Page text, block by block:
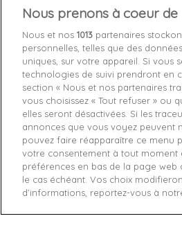
Nous prenons à coeur
Nous et nos 1013 partenaires
personnelles, telles que des
uniques, sur votre appareil. Si vous
technologies de suivi prendront en
section « Nous et nos partenaires
vous choisissez « Tout refuser » ou
elles seront désactivées. Si les
annonces que vous voyez peuvent
pouvez faire réapparaître ce menu
votre consentement à tout moment
préférences en bas de la page web
le cas échéant. Vos choix
d’informations, reportez-vous à